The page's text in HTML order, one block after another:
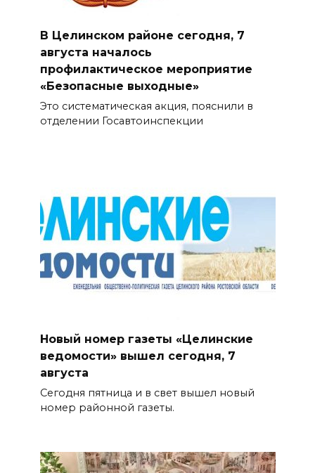
В Целинском районе сегодня, 7
августа началось
профилактическое мероприятие
«Безопасные выходные»
Это систематическая акция, пояснили в
отделении Госавтоинспекции
Новый номер газеты «Целинские
ведомости» вышел сегодня, 7
августа
Сегодня пятница и в свет вышел новый
номер районной газеты.